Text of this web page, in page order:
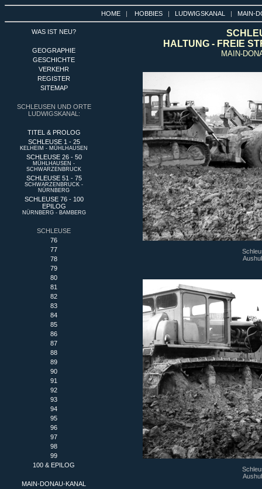
HOME | HOBBIES | LUDWIGSKANAL | MAIN-
WAS IST NEU?
GEOGRAPHIE
GESCHICHTE
VERKEHR
REGISTER
SITEMAP
SCHLEUSEN UND ORTE
LUDWIGSKANAL:
TITEL & PROLOG
SCHLEUSE 1 - 25
KELHEIM - MÜHLHAUSEN
SCHLEUSE 26 - 50
MÜHLHAUSEN -
SCHWARZENBRUCK
SCHLEUSE 51 - 75
SCHWARZENBRUCK -
NÜRNBERG
SCHLEUSE 76 - 100
EPILOG
NÜRNBERG - BAMBERG
SCHLEUSE
76
77
78
79
80
81
82
83
84
85
86
87
88
89
90
91
92
93
94
95
96
97
98
99
100 & EPILOG
MAIN-DONAU-KANAL
HALTUNG - FREIE
MAIN-